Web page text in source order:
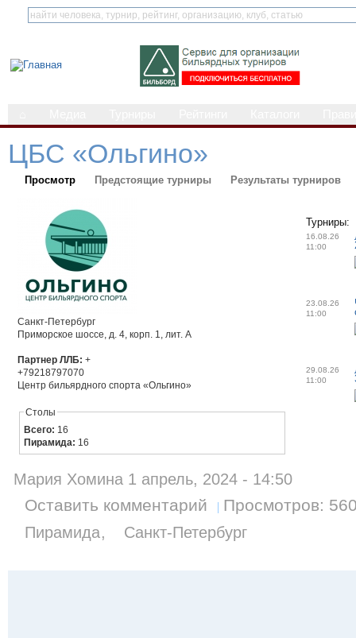
ЦБС «Ольгино»
Просмотр Предстоящие турниры Результаты турниров
Санкт-Петербург
Приморское шоссе, д. 4, корп. 1, лит. А
Партнер ЛЛБ: +
+79218797070
Центр бильярдного спорта «Ольгино»
Столы
Всего: 16
Пирамида: 16
Турниры:
16.08.26
11:00
23.08.26
11:00
29.08.26
11:00
Мария Хомина 1 апрель, 2024 - 14:50
Оставить комментарий Просмотров:
Пирамида Санкт-Петербург